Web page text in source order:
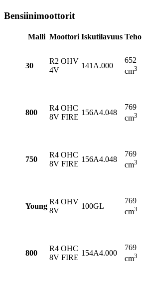
Bensiinimoottorit
Malli Moottori Iskutilavuus Teho
30
R2 OHV
4V
141A.000
652
cm3
800
R4 OHC
8V FIRE
156A4.048
769
cm3
750
R4 OHC
8V FIRE
156A4.048
769
cm3
Young
R4 OHV
8V
100GL
769
cm3
800
R4 OHC
8V FIRE
154A4.000
769
cm3